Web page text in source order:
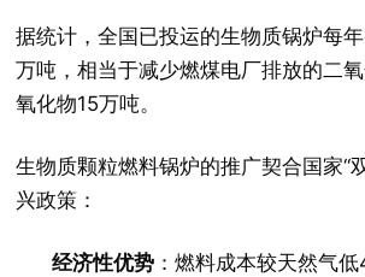
据统计，全国已投运的生物质锅炉每
万吨，相当于减少燃煤电厂排放的二
氧化物15万吨。
生物质颗粒燃料锅炉的推广契合国家“
兴政策：
经济性优势 ：燃料成本较天然气